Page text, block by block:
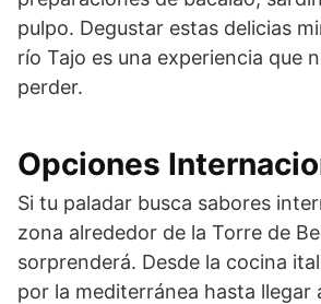
pulpo. Degustar estas delicias
río Tajo es una experiencia que
perder.
Opciones
Si tu paladar busca sabores
zona alrededor de la Torre de
sorprenderá. Desde la cocina
por la mediterránea hasta llegar